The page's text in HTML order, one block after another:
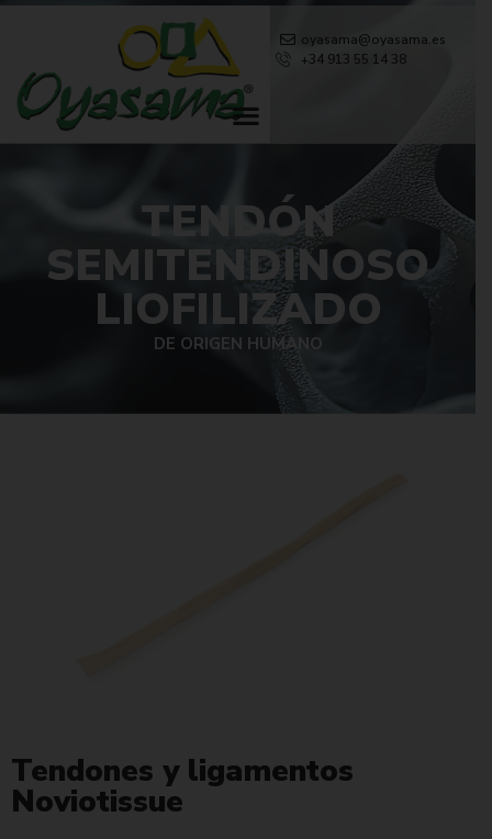
oyasama@oyasama.es
+34 913 55 14 38
TENDÓN
SEMITENDINOSO
LIOFILIZADO
DE ORIGEN HUMANO
Tendones y ligamentos
Noviotissue